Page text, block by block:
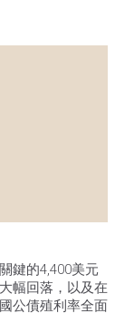
鍵的4,400美元
幅回落，以及在
公債殖利率全面